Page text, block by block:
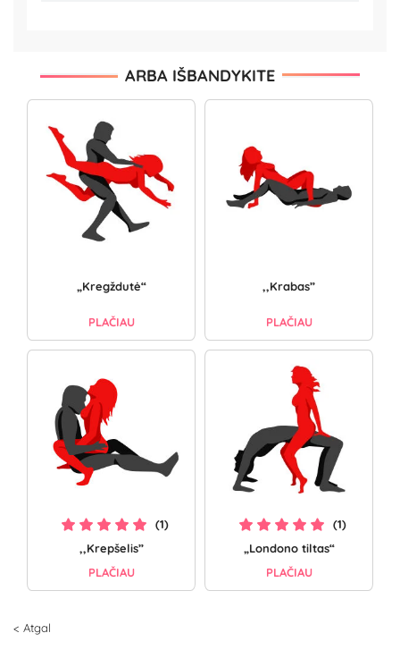
ARBA IŠBANDYKITE
„Kregždutė“
PLAČIAU
,,Krabas”
PLAČIAU
(1)
,,Krepšelis”
PLAČIAU
(1)
„Londono tiltas“
PLAČIAU
< Atgal